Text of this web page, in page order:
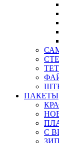
ПАКЕТЫ
С